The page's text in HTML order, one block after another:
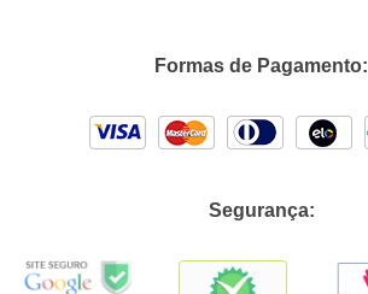
Formas de Pagamento:
Segurança: